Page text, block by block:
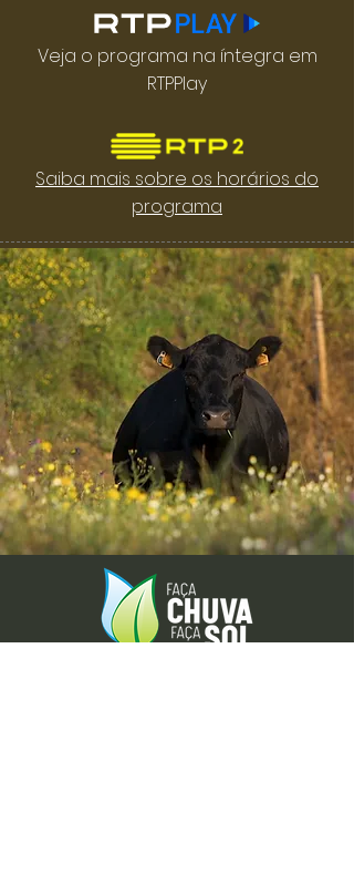
Veja o programa na íntegra em
RTPPlay
Saiba mais sobre os horários do
programa